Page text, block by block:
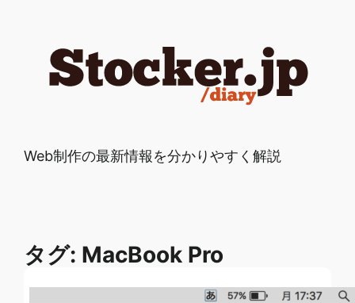
Web制作の最新情報を分かりやすく解説
タグ: MacBook Pro